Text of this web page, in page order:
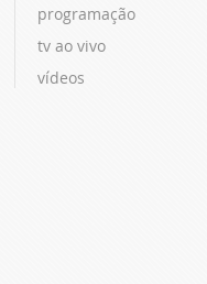
programação
tv ao vivo
vídeos